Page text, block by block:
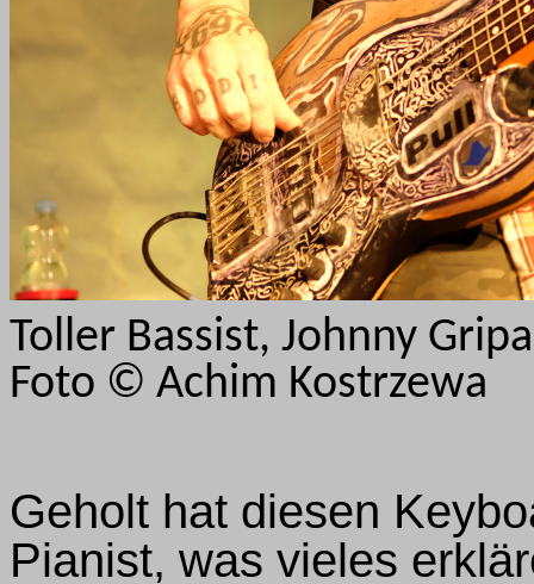
Toller Bassist, Johnny
Foto © Achim Kostrzewa
Geholt hat diesen
Pianist, was vieles